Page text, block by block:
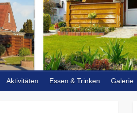
Aktivitäten Essen & Trinken Galerie